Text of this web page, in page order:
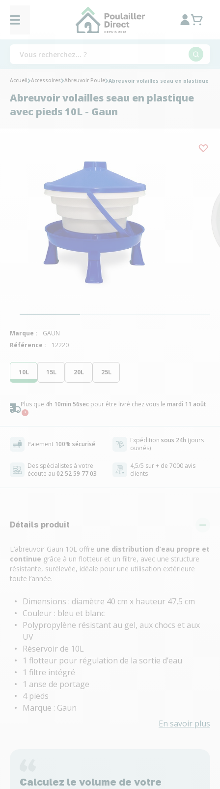
10L 15L 20L 25L
Plus que 4h 10min 55sec pour être livré chez vous le mardi 11 août
Paiement 100% sécurisé Expédition sous 24h (jours
ouvrés)
Des spécialistes à votre
écoute au 02 52 59 77 03
4,5/5 sur + de 7000 avis
clients
Détails produit
L’abreuvoir Gaun 10L offre une distribution d’eau propre et
continue grâce à un flotteur et un filtre, avec une structure
résistante, surélevée, idéale pour une utilisation extérieure
toute l’année.
Dimensions : diamètre 40 cm x hauteur 47,5 cm
Couleur : bleu et blanc
Polypropylène résistant au gel, aux chocs et aux
UV
Réservoir de 10L
1 flotteur pour régulation de la sortie d’eau
1 filtre intégré
1 anse de portage
4 pieds
Marque : Gaun
En savoir plus
Calculez le volume de votre
Accueil Accessoires Abreuvoir Poule Abreuvoir volailles seau en plastique
Abreuvoir volailles seau en plastique
avec pieds 10L - Gaun
Marque :
GAUN
Référence :
12220